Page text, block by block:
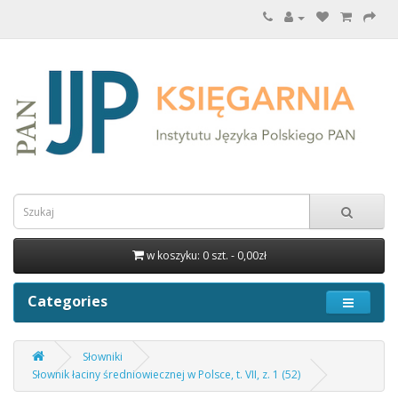
w koszyku: 0 szt. - 0,00zł
Categories
Słowniki
Słownik łaciny średniowiecznej w Polsce, t. VII, z. 1 (52)